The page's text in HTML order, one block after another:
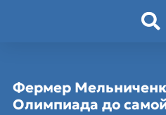
Фермер
Олимпиада до